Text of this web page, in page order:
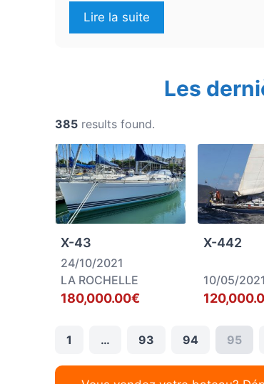
Lire la suite
Les
385 results found.
X-43
24/10/2021
LA ROCHELLE
180,000.00€
X-442
10/05/2021
1 … 93 94 95